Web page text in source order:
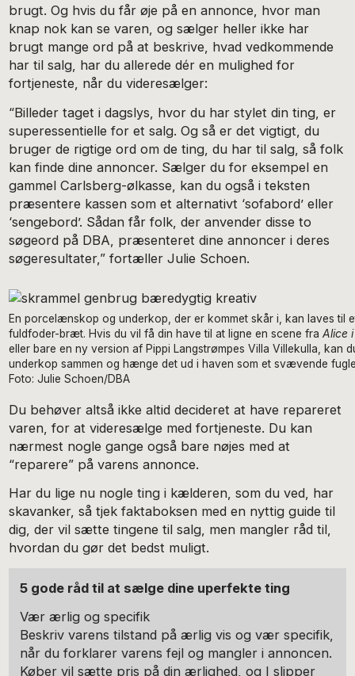
brugt. Og hvis du får øje på en annonce, hvor man
knap nok kan se varen, og sælger heller ikke har
brugt mange ord på at beskrive, hvad vedkommende
har til salg, har du allerede dér en mulighed for
fortjeneste, når du videresælger:
“Billeder taget i dagslys, hvor du har stylet din ting, er
superessentielle for et salg. Og så er det vigtigt, du
bruger de rigtige ord om de ting, du har til salg, så folk
kan finde dine annoncer. Sælger du for eksempel en
gammel Carlsberg-ølkasse, kan du også i teksten
præsentere kassen som et alternativt ‘sofabord’ eller
‘sengebord’. Sådan får folk, der anvender disse to
søgeord på DBA, præsenteret dine annoncer i deres
søgeresultater,” fortæller Julie Schoen.
En porcelænskop og underkop, der er kommet skår i, kan laves til
fuldfoder-bræt. Hvis du vil få din have til at ligne en scene fraAlice
eller bare en ny version af Pippi Langstrømpes Villa Villekulla, kan
underkop sammen og hænge det ud i haven som et svævende
Foto: Julie Schoen/DBA
Du behøver altså ikke altid decideret at have repareret
varen, for at videresælge med fortjeneste. Du kan
nærmest nogle gange også bare nøjes med at
“reparere” på varens annonce.
Har du lige nu nogle ting i kælderen, som du ved, har
skavanker, så tjek faktaboksen med en nyttig guide til
dig, der vil sætte tingene til salg, men mangler råd til,
hvordan du gør det bedst muligt.
5 gode råd til at sælge dine uperfekte ting
Vær ærlig og specifik
Beskriv varens tilstand på ærlig vis og vær specifik,
når du forklarer varens fejl og mangler i annoncen.
Køber vil sætte pris på din ærlighed, og I slipper